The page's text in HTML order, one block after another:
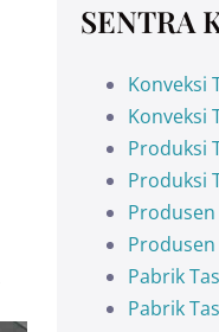
SENTRA
Konveksi
Konveksi
Produksi
Produksi
Produsen
Produsen
Pabrik Tas
Pabrik